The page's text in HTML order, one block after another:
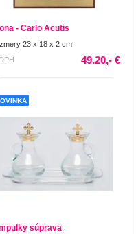
- Carlo Acutis
23 x 18 x 2 cm
49.20,- €
súprava